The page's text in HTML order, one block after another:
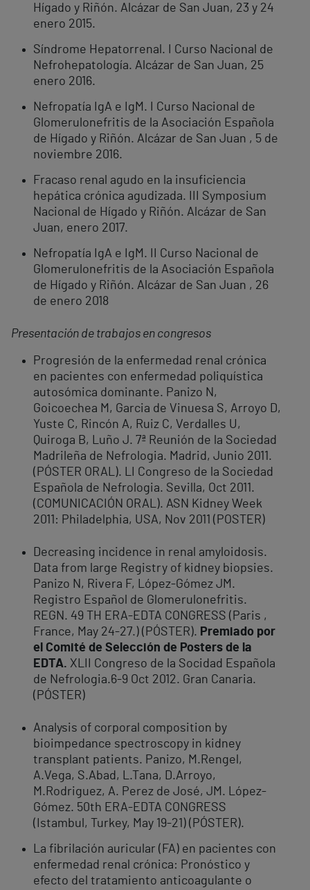
Hígado y Riñón. Alcázar de San Juan, 23 y 24
enero 2015.
Síndrome Hepatorrenal. I Curso Nacional de
Nefrohepatología. Alcázar de San Juan, 25
enero 2016.
Nefropatía IgA e IgM. I Curso Nacional de
Glomerulonefritis de la Asociación Española
de Hígado y Riñón. Alcázar de San Juan , 5 de
noviembre 2016.
Fracaso renal agudo en la insuficiencia
hepática crónica agudizada. III Symposium
Nacional de Hígado y Riñón. Alcázar de San
Juan, enero 2017.
Nefropatía IgA e IgM. II Curso Nacional de
Glomerulonefritis de la Asociación Española
de Hígado y Riñón. Alcázar de San Juan , 26
de enero 2018
Presentación de trabajos en congresos
Progresión de la enfermedad renal crónica
en pacientes con enfermedad poliquística
autosómica dominante. Panizo N,
Goicoechea M, Garcia de Vinuesa S, Arroyo D,
Yuste C, Rincón A, Ruiz C, Verdalles U,
Quiroga B, Luño J. 7ª Reunión de la Sociedad
Madrileña de Nefrologia. Madrid, Junio 2011.
(PÓSTER ORAL). LI Congreso de la Sociedad
Española de Nefrologia. Sevilla, Oct 2011.
(COMUNICACIÓN ORAL). ASN Kidney Week
2011: Philadelphia, USA, Nov 2011 (POSTER)
Decreasing incidence in renal amyloidosis.
Data from large Registry of kidney biopsies.
Panizo N, Rivera F, López-Gómez JM.
Registro Español de Glomerulonefritis.
REGN. 49 TH ERA-EDTA CONGRESS (Paris ,
France, May 24-27.) (PÓSTER). Premiado por
el Comité de Selección de Posters de la
EDTA. XLII Congreso de la Socidad Española
de Nefrologia.6-9 Oct 2012. Gran Canaria.
(PÓSTER)
Analysis of corporal composition by
bioimpedance spectroscopy in kidney
transplant patients. Panizo, M.Rengel,
A.Vega, S.Abad, L.Tana, D.Arroyo,
M.Rodriguez, A. Perez de José, JM. López-
Gómez. 50th ERA-EDTA CONGRESS
(Istambul, Turkey, May 19-21) (PÓSTER).
La fibrilación auricular (FA) en pacientes con
enfermedad renal crónica: Pronóstico y
efecto del tratamiento anticoagulante o